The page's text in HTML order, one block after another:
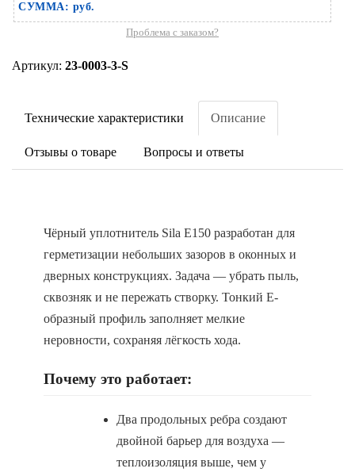
СУММА: руб.
Проблема с заказом?
Артикул: 23-0003-3-S
Технические характеристики Описание
Отзывы о товаре Вопросы и ответы
Чёрный уплотнитель Sila E150 разработан для
герметизации небольших зазоров в оконных и
дверных конструкциях. Задача — убрать пыль,
сквозняк и не пережать створку. Тонкий Е-
образный профиль заполняет мелкие
неровности, сохраняя лёгкость хода.
Почему это работает:
Два продольных ребра создают
двойной барьер для воздуха —
теплоизоляция выше, чем у